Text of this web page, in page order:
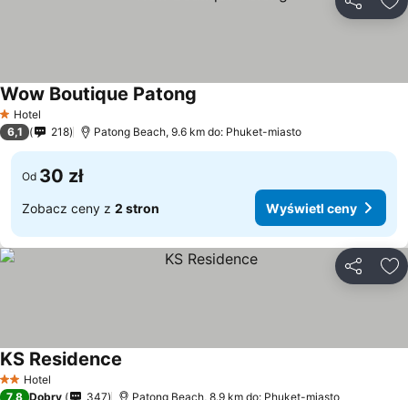
1 Kategoria
Hotel
Wow Boutique Patong
6,1 218 Patong Beach, 9.6 km do: Phuket-miasto
Od 30 zł
Zobacz ceny z 2 stron Wyświetl ceny
2 Kategoria
Hotel
KS Residence
7,8 Dobry 347 Patong Beach, 8.9 km do: Phuket-miasto